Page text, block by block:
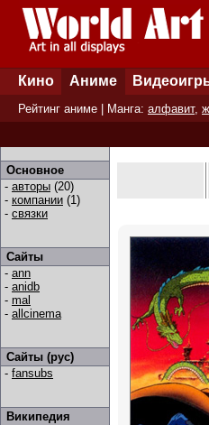
Кино Аниме
Рейтинг аниме | Манга: алфавит,
Основное
- авторы (20)
- компании (1)
- связки
Сайты
- ann
- anidb
- mal
- allcinema
Сайты (рус)
- fansubs
Википедия